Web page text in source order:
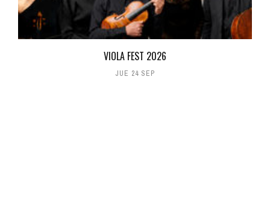
VIOLA FEST 2026
JUE 24 SEP